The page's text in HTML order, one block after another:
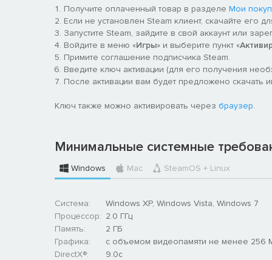
Получите оплаченный товар в разделе Мои
Если не установлен Steam клиент, скачайте его
Запустите Steam, зайдите в свой аккаунт или
Войдите в меню «Игры» и выберите пункт «
Примите соглашение подписчика Steam.
Введите ключ активации (для его получения
После активации вам будет предложено скачать
Ключ также можно активировать через браузер.
Минимальные системные
Windows Mac SteamOS + Linux
Система:
Windows XP, Windows Vista, Windows 7
Процессор: 2.0 ГГц
Память:
2 ГБ
Графика:
с объемом видеопамяти не менее 256
DirectX®:
9.0c